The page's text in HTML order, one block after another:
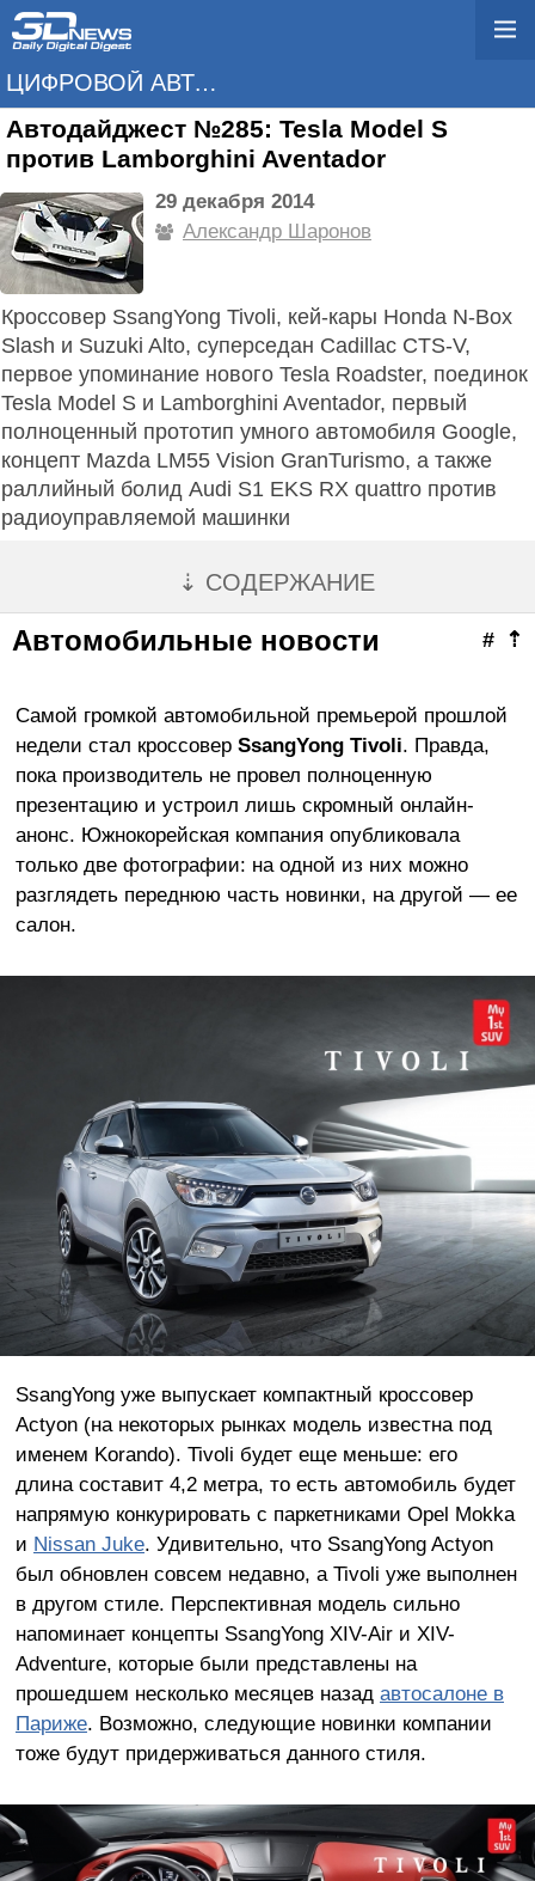
ЦИФРОВОЙ АВТОМОБИЛЬ
Автодайджест №285: Tesla Model S
против Lamborghini Aventador
29 декабря 2014
Александр Шаронов
Кроссовер SsangYong Tivoli, кей-кары Honda N-Box
Slash и Suzuki Alto, суперседан Cadillac CTS-V,
первое упоминание нового Tesla Roadster, поединок
Tesla Model S и Lamborghini Aventador, первый
полноценный прототип умного автомобиля Google,
концепт Mazda LM55 Vision GranTurismo, а также
раллийный болид Audi S1 EKS RX quattro против
радиоуправляемой машинки
⇣ СОДЕРЖАНИЕ
⇡
#
Автомобильные новости
Самой громкой автомобильной премьерой прошлой
недели стал кроссовер SsangYong Tivoli. Правда,
пока производитель не провел полноценную
презентацию и устроил лишь скромный онлайн-
анонс. Южнокорейская компания опубликовала
только две фотографии: на одной из них можно
разглядеть переднюю часть новинки, на другой — ее
салон.
SsangYong уже выпускает компактный кроссовер
Actyon (на некоторых рынках модель известна под
именем Korando). Tivoli будет еще меньше: его
длина составит 4,2 метра, то есть автомобиль будет
напрямую конкурировать с паркетниками Opel Mokka
и Nissan Juke. Удивительно, что SsangYong Actyon
был обновлен совсем недавно, а Tivoli уже выполнен
в другом стиле. Перспективная модель сильно
напоминает концепты SsangYong XIV-Air и XIV-
Adventure, которые были представлены на
прошедшем несколько месяцев назад автосалоне в
Париже. Возможно, следующие новинки компании
тоже будут придерживаться данного стиля.